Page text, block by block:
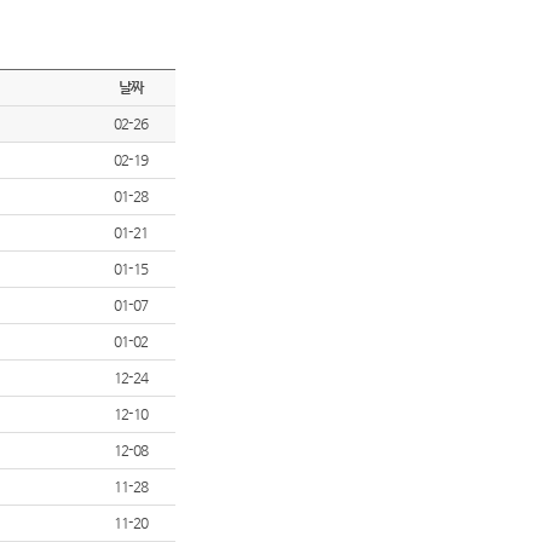
날짜
02-26
02-19
01-28
01-21
01-15
01-07
01-02
12-24
12-10
12-08
11-28
11-20